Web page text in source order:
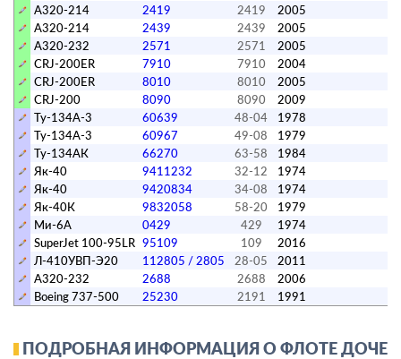
A320-214
2419 2419
2005
A320-214
2439 2439
2005
A320-232
2571 2571
2005
CRJ-200ER
7910 7910
2004
CRJ-200ER
8010 8010
2005
CRJ-200
8090 8090
2009
Ту-134А-3
60639 48-04
1978
Ту-134А-3
60967 49-08
1979
Ту-134АК
66270 63-58
1984
Як-40
9411232 32-12
1974
Як-40
9420834 34-08
1974
Як-40К
9832058 58-20
1979
Ми-6А
0429 429
1974
SuperJet 100-95LR 95109 109
2016
Л-410УВП-Э20
112805 / 2805 28-05
2011
A320-232
2688 2688
2006
Boeing 737-500
25230 2191 1991
ПОДРОБНАЯ ИНФОРМАЦИЯ О ФЛОТЕ